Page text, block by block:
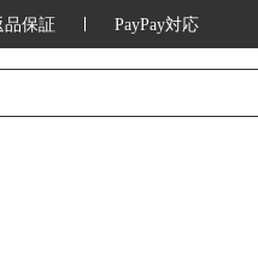
品保証 PayPay対応